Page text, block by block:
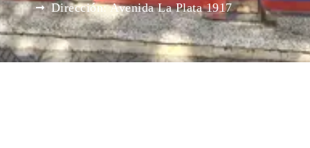
Dirección: Avenida La Plata 1917